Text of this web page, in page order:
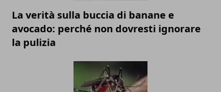
La verità sulla buccia di banane e
avocado: perché non dovresti ignorare
la pulizia